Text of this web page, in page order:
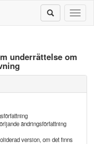
underrättelse om
ändringsförfattning
version, om det finns